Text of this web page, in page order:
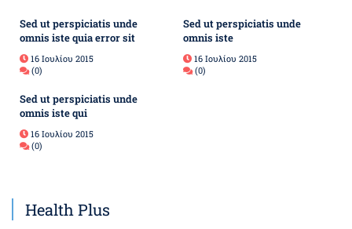
Sed ut perspiciatis unde
omnis iste quia error sit
16 Ιουλίου 2015
(0)
Sed ut perspiciatis unde
omnis iste
16 Ιουλίου 2015
(0)
Sed ut perspiciatis unde
omnis iste qui
16 Ιουλίου 2015
(0)
Health Plus